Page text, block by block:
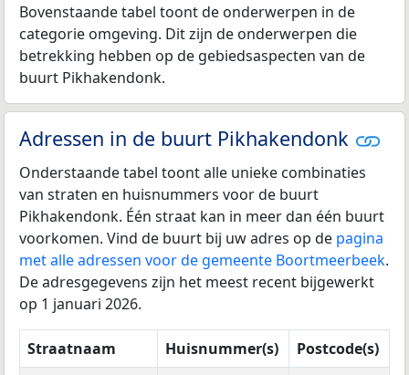
Bovenstaande tabel toont de onderwerpen in de
categorie omgeving. Dit zijn de onderwerpen die
betrekking hebben op de gebiedsaspecten van de
buurt Pikhakendonk.
Adressen in de buurt Pikhakendonk
Onderstaande tabel toont alle unieke combinaties
van straten en huisnummers voor de buurt
Pikhakendonk. Één straat kan in meer dan één buurt
voorkomen. Vind de buurt bij uw adres op de pagina
met alle adressen voor de gemeente Boortmeerbeek.
De adresgegevens zijn het meest recent bijgewerkt
op 1 januari 2026.
Straatnaam Huisnummer(s)
Postcode(s)